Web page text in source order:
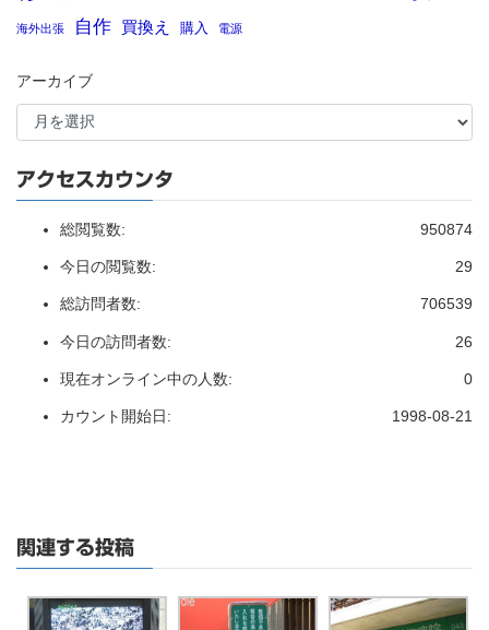
海外出張 自作 買換え 購入 電源
アーカイブ
アクセスカウンタ
950874
総閲覧数:
29
今日の閲覧数:
706539
総訪問者数:
26
今日の訪問者数:
0
現在オンライン中の人数:
1998-08-21
カウント開始日:
関連する投稿